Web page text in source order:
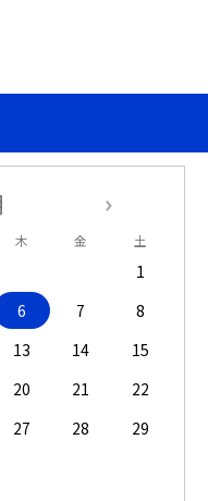
木 金 土
1
6 7
8
13 14
15
20 21
22
27 28
29